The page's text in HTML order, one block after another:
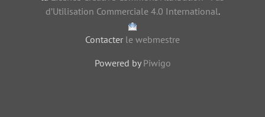
d’Utilisation Commerciale 4.0 International.
Contacter le webmestre
Powered by Piwigo